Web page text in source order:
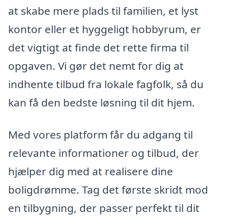
at skabe mere plads til familien, et lyst
kontor eller et hyggeligt hobbyrum, er
det vigtigt at finde det rette firma til
opgaven. Vi gør det nemt for dig at
indhente tilbud fra lokale fagfolk, så du
kan få den bedste løsning til dit hjem.
Med vores platform får du adgang til
relevante informationer og tilbud, der
hjælper dig med at realisere dine
boligdrømme. Tag det første skridt mod
en tilbygning, der passer perfekt til dit